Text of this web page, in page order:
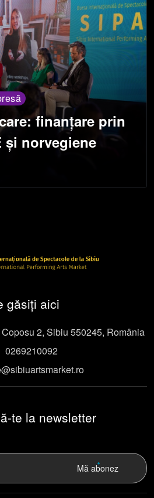
finanțare prin
și norvegiene
găsiți aici
2, Sibiu 550245, România
0269210092
te la newsletter
Mă abonez